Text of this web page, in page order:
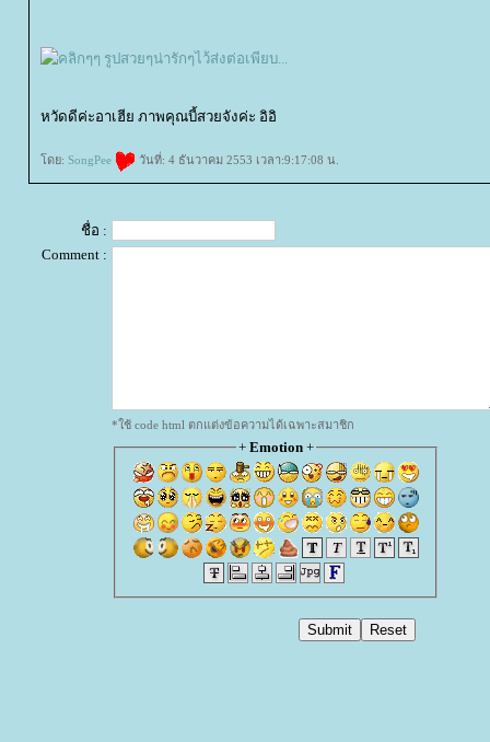
หวัดดีค่ะอาเฮีย ภาพคุณบี้สวยจังค่ะ อิอิ
ดย: SongPee วันที่: 4 ธันวาคม 2553 เวลา:9:17:08 น.
ชื่อ :
Comment :
*ใช้ code html ตกแต่งข้อความได้เฉพาะสมาชิก
+ Emotion+